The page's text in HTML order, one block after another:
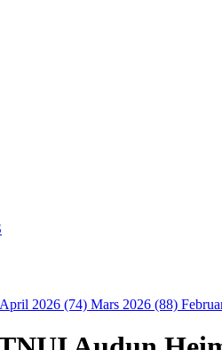
April 2026 (74) Mars 2026 (88)